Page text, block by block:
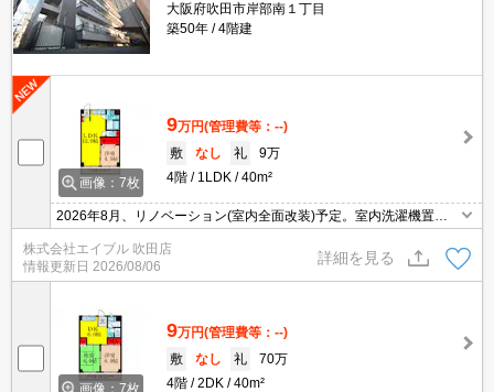
大阪府吹田市岸部南１丁目
築50年
4階建
画像：7枚
9万円(管理費等：--)
敷
なし 礼
9万
4階
1LDK 40m²
2026年8月、リノベーション(室内全面改装)予定。室内洗濯機置
場。シャワー付独立洗面台。共用部防犯カメラ有り。初期費用カー
ド払い可。保証委託料（賃料総額に対し、初回額50％、月額
2％）。
株式会社エイブル 吹田店
情報更新日 2026/08/06
詳細を見る
画像：7枚
9万円(管理費等：--)
敷
なし 礼
70万
4階
2DK 40m²